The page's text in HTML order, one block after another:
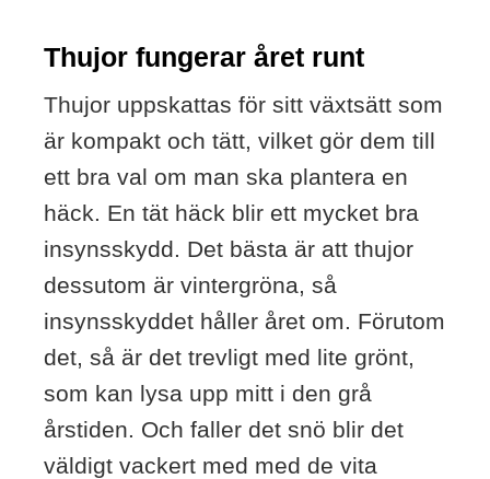
Thujor fungerar året runt
Thujor uppskattas för sitt växtsätt som
är kompakt och tätt, vilket gör dem till
ett bra val om man ska plantera en
häck. En tät häck blir ett mycket bra
insynsskydd. Det bästa är att thujor
dessutom är vintergröna, så
insynsskyddet håller året om. Förutom
det, så är det trevligt med lite grönt,
som kan lysa upp mitt i den grå
årstiden. Och faller det snö blir det
väldigt vackert med med de vita